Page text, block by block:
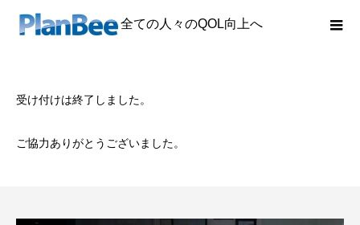
全ての人々のQOL向上へ
受け付けは終了しました。
ご協力ありがとうございました。